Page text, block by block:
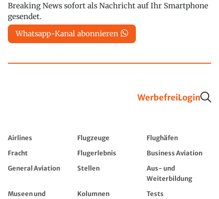
Breaking News sofort als Nachricht auf Ihr Smartphone
gesendet.
Whatsapp-Kanal abonnieren
WerbefreiLogin
Airlines Flugzeuge
Flughäfen
Fracht
Flugerlebnis
Business Aviation
General Aviation
Stellen
Aus- und
Weiterbildung
Museen und
Kolumnen Tests